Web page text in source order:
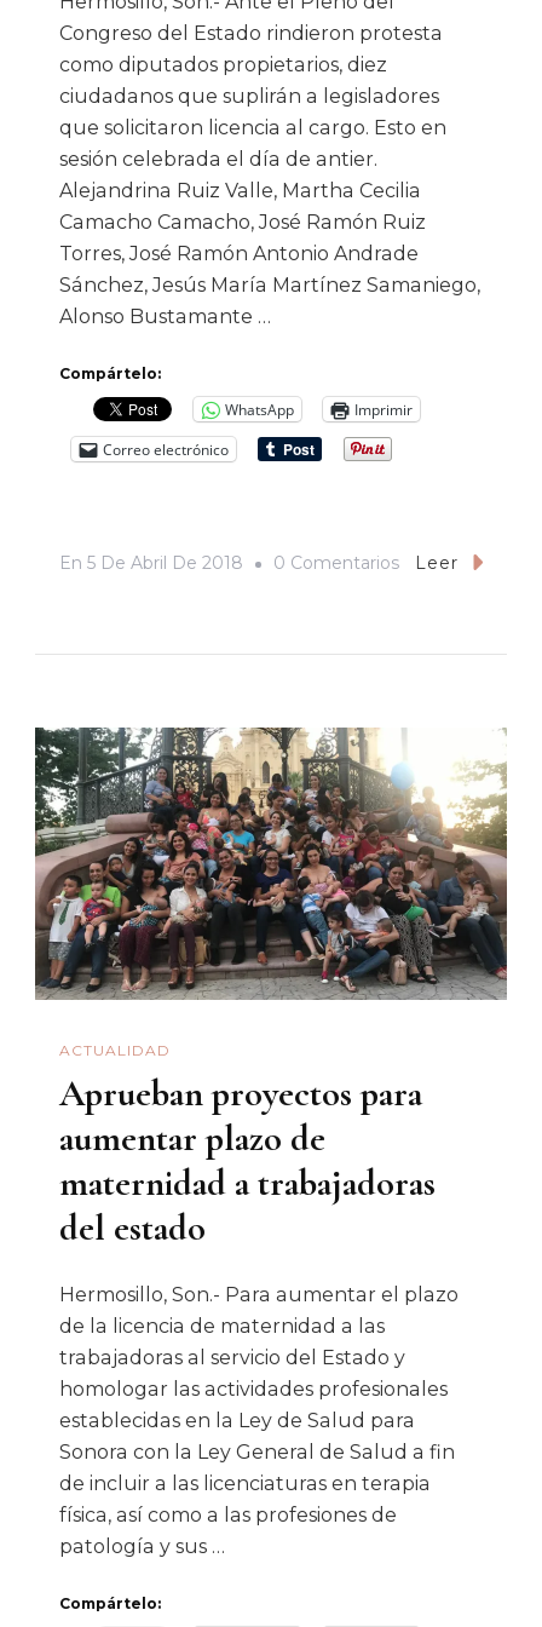
Congreso del Estado rindieron protesta
como diputados propietarios, diez
ciudadanos que suplirán a legisladores
que solicitaron licencia al cargo. Esto en
sesión celebrada el día de antier.
Alejandrina Ruiz Valle, Martha Cecilia
Camacho Camacho, José Ramón Ruiz
Torres, José Ramón Antonio Andrade
Sánchez, Jesús María Martínez Samaniego,
Alonso Bustamante …
Compártelo:
WhatsApp
Imprimir
Correo electrónico
En 5 De Abril De 2018 0 ComentariosEn
Favor
De
La
Bebida
Espirituosa
Conocida
Como
Leer
ACTUALIDAD
Aprueban proyectos para
aumentar plazo de
maternidad a trabajadoras
del estado
Hermosillo, Son.- Para aumentar el plazo
de la licencia de maternidad a las
trabajadoras al servicio del Estado y
homologar las actividades profesionales
establecidas en la Ley de Salud para
Sonora con la Ley General de Salud a fin
de incluir a las licenciaturas en terapia
física, así como a las profesiones de
patología y sus …
Compártelo: